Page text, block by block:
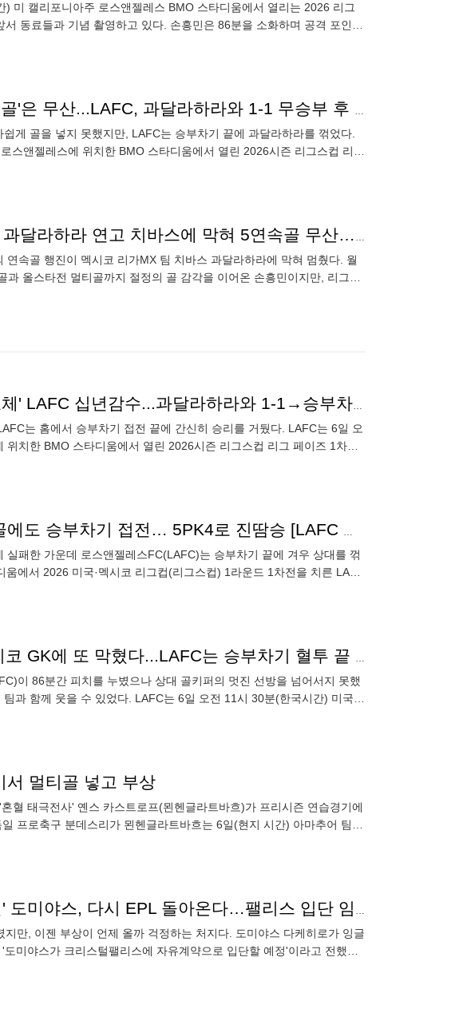
미 캘리포니아주 로스앤젤레스 BMO 스타디움에서 열리는 2026 리그
동료들과 기념 촬영하고 있다. 손흥민은 86분을 소화하며 공격 포인트
[리그스컵 REVIEW] 손흥민 '5경기 연속골'은 무산...LAFC, 과달라하라와 1-1 무승부 후 승부차기 끝 승리
게 골을 넣지 못했지만, LAFC는 승부차기 끝에 과달라하라를 꺾었다.
앤젤레스에 위치한 BMO 스타디움에서 열린 2026시즌 리그스컵 리그
멕시코 저주? 손흥민, 월드컵 악몽 안긴 과달라하라 연고 치바스에 막혀 5연속골 무산…LAFC는 승부차기 끝 웃음→승점2 챙겼다
속골 행진이 멕시코 리가MX 팀 치바스 과달라하라에 막혀 멈췄다. 월
올스타전 멀티골까지 절정의 골 감각을 이어온 손흥민이지만, 리그스
[lc.review] '손흥민 침묵+승부차기 전 교체' LAFC 십년감수...과달라하라와 1-1→승부차기 5-4 승리
는 홈에서 승부차기 접전 끝에 간신히 승리를 거뒀다. LAFC는 6일 오
치한 BMO 스타디움에서 열린 2026시즌 리그스컵 리그 페이즈 1차전
'손흥민 86분 침묵' LAFC, 부앙가 선제골에도 승부차기 접전… 5PK4로 진땀승 [LAFC 리뷰]
패한 가운데 로스앤젤레스FC(LAFC)는 승부차기 끝에 겨우 상대를 꺾
에서 2026 미국·멕시코 리그컵(리그스컵) 1라운드 1차전을 치른 LAFC
'5G 연속골 무산' 손흥민, 한국 울린 멕시코 GK에 또 막혔다...LAFC는 승부차기 혈투 끝 치바스 제압→승점 2 획득
이 86분간 피치를 누볐으나 상대 골키퍼의 멋진 선방을 넘어서지 못했
과 함께 웃을 수 있었다. LAFC는 6일 오전 11시 30분(한국시간) 미국
서 멀티골 넣고 부상
혈 태극전사' 옌스 카스트로프(묀헨글라트바흐)가 프리시즌 연습경기에
프로축구 분데스리가 묀헨글라트바흐는 6일(현지 시간) 아마추어 팀인
'김민재 이전 亞 최고 DF → 유리몸 전설' 도미야스, 다시 EPL 돌아온다…팰리스 입단 임박
만, 이젠 부상이 언제 올까 걱정하는 처지다. 도미야스 다케히로가 잉글
미야스가 크리스털팰리스에 자유계약으로 입단할 예정'이라고 전했다.